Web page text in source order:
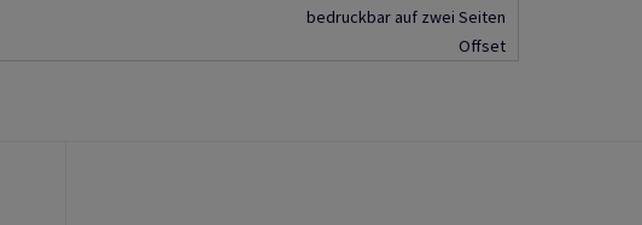
bedruckbar auf zwei Seiten
Offset